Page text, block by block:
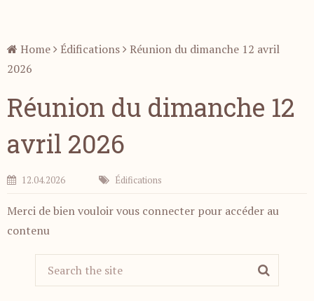
Home Édifications
Réunion du dimanche 12 avril
2026
Réunion du dimanche 12
avril 2026
12.04.2026 Édifications
Merci de bien vouloir vous connecter pour accéder au
contenu